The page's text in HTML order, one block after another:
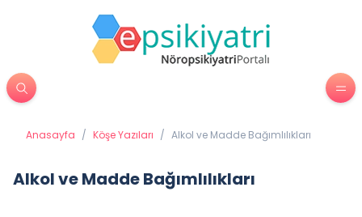
Anasayfa / Köşe Yazıları / Alkol ve Madde Bağımlılıkları
Alkol ve Madde Bağımlılıkları